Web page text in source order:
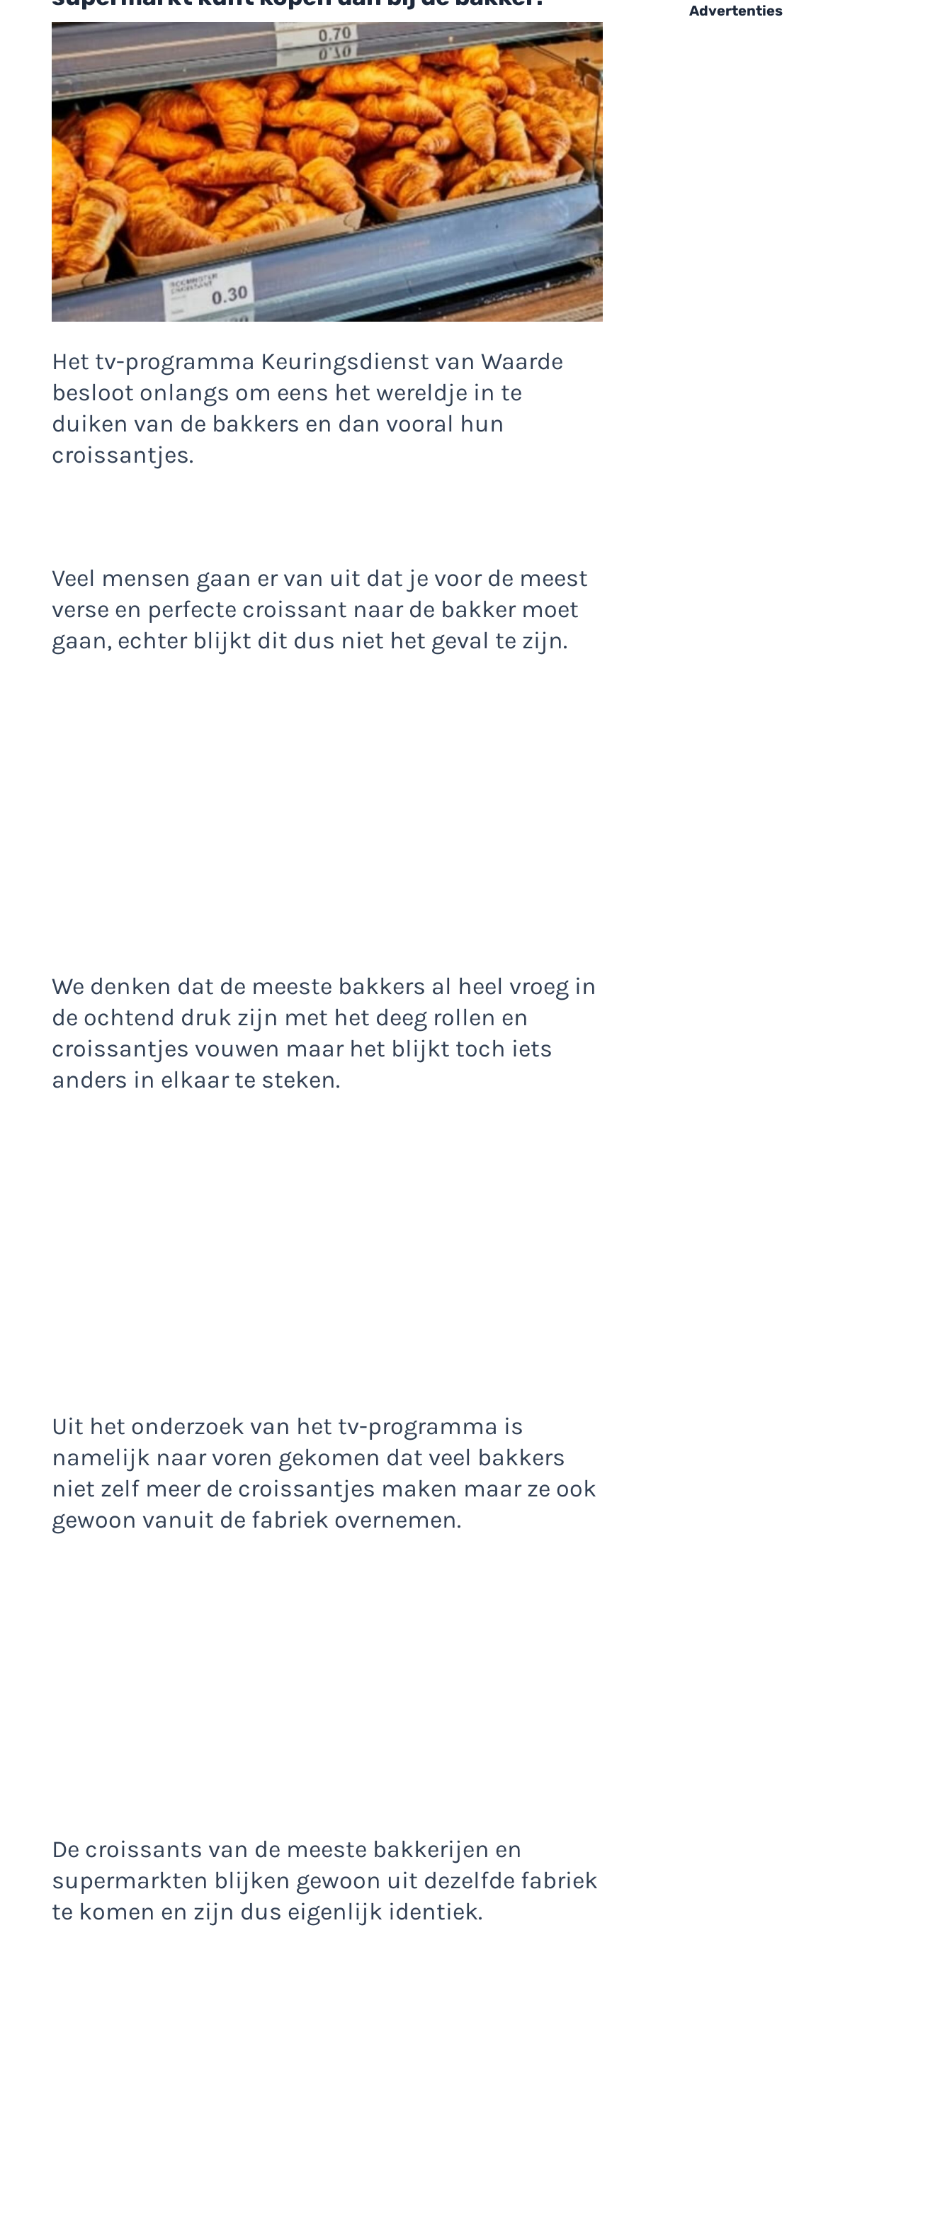
Het tv-programma Keuringsdienst van Waarde
besloot onlangs om eens het wereldje in te
duiken van de bakkers en dan vooral hun
croissantjes.
Veel mensen gaan er van uit dat je voor de meest
verse en perfecte croissant naar de bakker moet
gaan, echter blijkt dit dus niet het geval te zijn.
We denken dat de meeste bakkers al heel vroeg in
de ochtend druk zijn met het deeg rollen en
croissantjes vouwen maar het blijkt toch iets
anders in elkaar te steken.
Uit het onderzoek van het tv-programma is
namelijk naar voren gekomen dat veel bakkers
niet zelf meer de croissantjes maken maar ze ook
gewoon vanuit de fabriek overnemen.
De croissants van de meeste bakkerijen en
supermarkten blijken gewoon uit dezelfde fabriek
te komen en zijn dus eigenlijk identiek.
Advertenties